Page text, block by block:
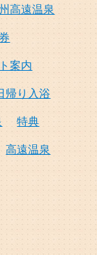
高遠温泉
案内
帰り入浴
特典
高遠温泉